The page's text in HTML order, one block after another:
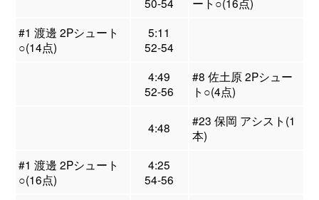
#1 渡邊 2Pシュート
○(14点)
5:11
52-54
4:49
52-56
#8 佐土原 2Pシュー
ト○(4点)
4:48
#23 保岡 アシスト(1
本)
#1 渡邊 2Pシュート
○(16点)
4:25
54-56